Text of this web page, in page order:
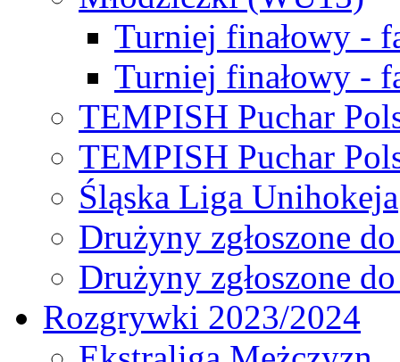
Turniej finałowy -
Turniej finałowy -
TEMPISH Puchar
TEMPISH Puchar
Śląska Liga Unihokeja
Drużyny zgłoszone
Drużyny zgłoszone
Rozgrywki 2023/2024